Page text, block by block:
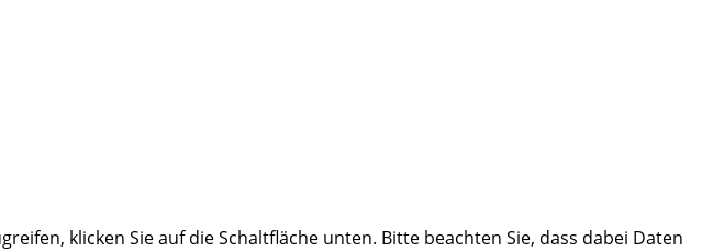
klicken Sie auf die Schaltfläche unten. Bitte beachten Sie, dass dabei Daten